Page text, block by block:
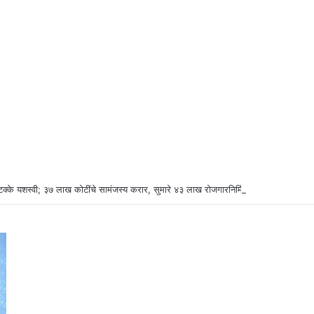
यशस्वी; ३७ लाख कोटींचे सामंजस्य करार, सुमारे ४३ लाख रोजगारनिर्मिती – उद्योगमंत्री डॉ.